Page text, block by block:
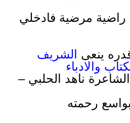
راضية مرضية فادخلي
ينعى
الشريف
والادباء
ناهد الحلبي –
رحمته